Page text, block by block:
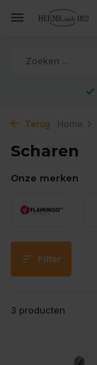
Terug Home
Scharen
Onze merken
Filter
3 producten